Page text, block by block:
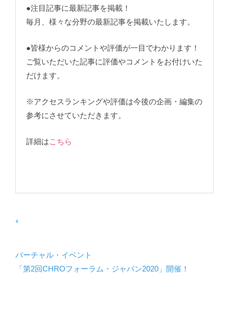
●注目記事に最新記事を掲載！
毎月、様々な分野の最新記事を掲載いたします。
●皆様からのコメントや評価が一目でわかります！
ご覧いただいた記事に評価やコメントをお付けいた
だけます。
※アクセスランキングや評価は今後の企画・編集の
参考にさせていただきます。
詳細はこちら
«
バーチャル・イベント
「第2回CHROフォーラム・ジャパン2020」開催！